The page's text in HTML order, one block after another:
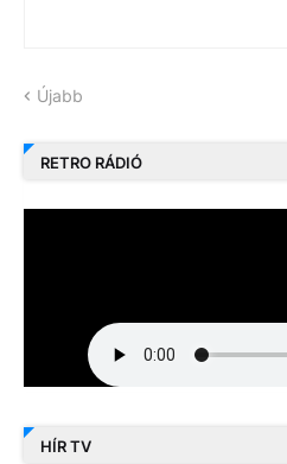
Újabb
RETRO RÁDIÓ
HÍR TV